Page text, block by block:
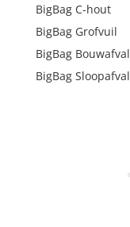
BigBag C-hout
BigBag Grofvuil
BigBag Bouwafval
BigBag Sloopafval